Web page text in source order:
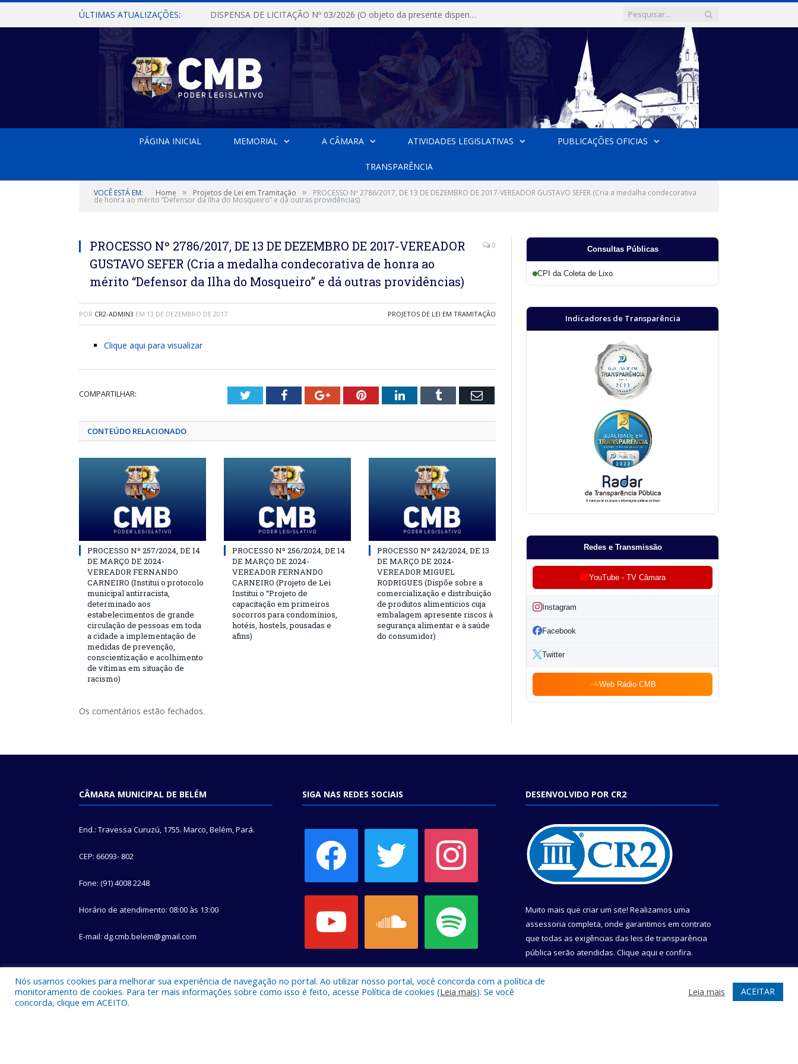
ÚLTIMAS ATUALIZAÇÕES: DISPENSA DE LICITAÇÃO Nº 03/2026 (O objeto da presente dispensa é a escolha da proposta mais vantajosa para a aquisição, de aparelhos de ar condicionado, tipo Split, com material de instalação e fogão industrial, conforme condições, quantidades e exigências estabelecidas no termo de referencia e neste aviso de contratação direta e seus anexos)
PÁGINA INICIAL MEMORIAL A CÂMARA ATIVIDADES LEGISLATIVAS PUBLICAÇÕES OFICIAS
TRANSPARÊNCIA
VOCÊ ESTÁ EM: Home » Projetos de Lei em Tramitação » PROCESSO Nº 2786/2017, DE 13 DE DEZEMBRO DE 2017-VEREADOR GUSTAVO SEFER (Cria a medalha condecorativa
de honra ao mérito “Defensor da Ilha do Mosqueiro” e dá outras providências)
PROCESSO Nº 2786/2017, DE 13 DE DEZEMBRO DE 2017-VEREADOR
GUSTAVO SEFER (Cria a medalha condecorativa de honra ao
mérito “Defensor da Ilha do Mosqueiro” e dá outras providências)
0
POR CR2-ADMIN3 EM 13 DE DEZEMBRO DE 2017 PROJETOS DE LEI EM TRAMITAÇÃO
Clique aqui para visualizar
COMPARTILHAR: TwitterFacebookGoogle+PinterestLinkedInTumblr Email
CONTEÚDO RELACIONADO
PROCESSO Nº 257/2024, DE 14
DE MARÇO DE 2024-
VEREADOR FERNANDO
CARNEIRO (Institui o protocolo
municipal antirracista,
determinado aos
estabelecimentos de grande
circulação de pessoas em toda
a cidade a implementação de
medidas de prevenção,
conscientização e acolhimento
de vítimas em situação de
racismo)
PROCESSO Nº 256/2024, DE 14
DE MARÇO DE 2024-
VEREADOR FERNANDO
CARNEIRO (Projeto de Lei
Institui o “Projeto de
capacitação em primeiros
socorros para condomínios,
hotéis, hostels, pousadas e
afins)
PROCESSO Nº 242/2024, DE 13
DE MARÇO DE 2024-
VEREADOR MIGUEL
RODRIGUES (Dispõe sobre a
comercialização e distribuição
de produtos alimentícios cuja
embalagem apresente riscos à
segurança alimentar e à saúde
do consumidor)
Os comentários estão fechados.
Consultas Públicas
CPI da Coleta de Lixo
Indicadores de Transparência
Redes e Transmissão
YouTube - TV Câmara
Instagram
Facebook
Twitter
Web Rádio CMB
CÂMARA MUNICIPAL DE BELÉM
End.: Travessa Curuzú, 1755. Marco, Belém, Pará.
CEP: 66093- 802
Fone: (91) 4008 2248
Horário de atendimento: 08:00 às 13:00
E-mail: dg.cmb.belem@gmail.com
SIGA NAS REDES SOCIAIS DESENVOLVIDO POR CR2
Muito mais que criar um site! Realizamos uma
assessoria completa, onde garantimos em contrato
que todas as exigências das leis de transparência
pública serão atendidas. Clique aqui e confira.
Conheça o
Nós usamos cookies para melhorar sua experiência de navegação no portal. Ao utilizar nosso portal, você concorda com a política de
monitoramento de cookies. Para ter mais informações sobre como isso é feito, acesse Política de cookies (Leia mais). Se você
concorda, clique em ACEITO.
Leia mais ACEITAR